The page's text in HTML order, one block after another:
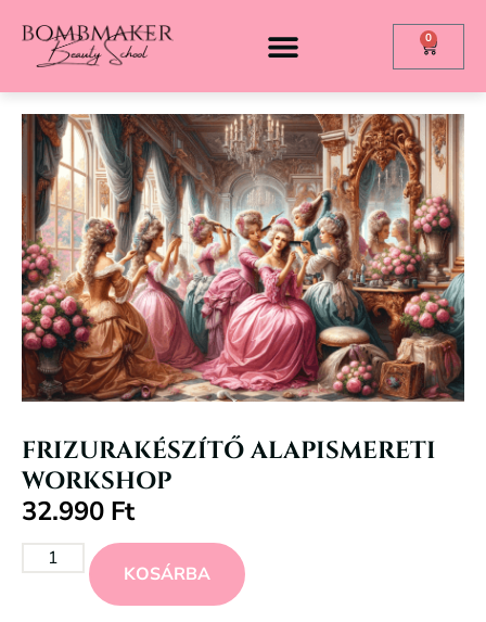
0
FRIZURAKÉSZÍTŐ ALAPISMERETI
WORKSHOP
32.990 Ft
KOSÁRBA